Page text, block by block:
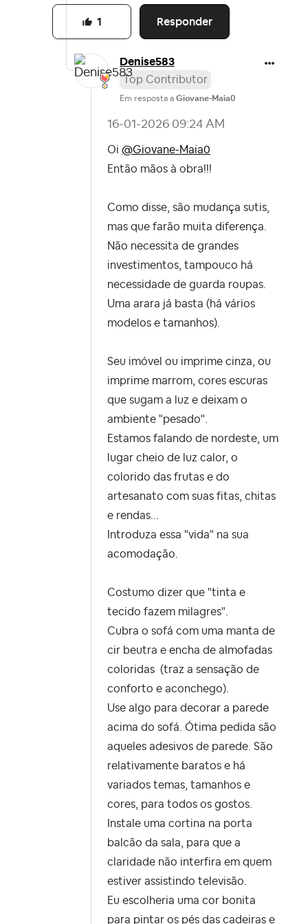
Responder
1
Denise583
Top Contributor
Em resposta a Giovane-Maia0
‎16-01-2026 09:24 AM
Oi @Giovane-Maia0
Então mãos à obra!!!
Como disse, são mudança sutis,
mas que farão muita diferença.
Não necessita de grandes
investimentos, tampouco há
necessidade de guarda roupas.
Uma arara já basta (há vários
modelos e tamanhos).
Seu imóvel ou imprime cinza, ou
imprime marrom, cores escuras
que sugam a luz e deixam o
ambiente "pesado".
Estamos falando de nordeste, um
lugar cheio de luz calor, o
colorido das frutas e do
artesanato com suas fitas, chitas
e rendas...
Introduza essa "vida" na sua
acomodação.
Costumo dizer que "tinta e
tecido fazem milagres".
Cubra o sofá com uma manta de
cir beutra e encha de almofadas
coloridas (traz a sensação de
conforto e aconchego).
Use algo para decorar a parede
acima do sofá. Ótima pedida são
aqueles adesivos de parede. São
relativamente baratos e há
variados temas, tamanhos e
cores, para todos os gostos.
Instale uma cortina na porta
balcão da sala, para que a
claridade não interfira em quem
estiver assistindo televisão.
Eu escolheria uma cor bonita
para pintar os pés das cadeiras e